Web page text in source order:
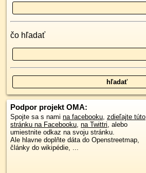
čo hľadať
Podpor projekt OMA:
Spojte sa s nami na facebooku, zdieľajte túto
stránku na Facebooku, na Twittri, alebo
umiestnite odkaz na svoju stránku.
Ale hlavne doplňte dáta do Openstreetmap,
články do wikipédie, ...